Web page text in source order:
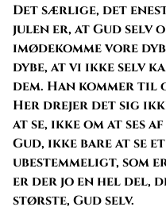
Det særlige, det
julen er, at Gud selv
imødekomme vore
dybe, at vi ikke selv
dem. Han kommer til
Her drejer det sig
at se, ikke om at ses
Gud, ikke bare at se
ubestemmeligt, som
er der jo en hel del,
største, Gud selv.